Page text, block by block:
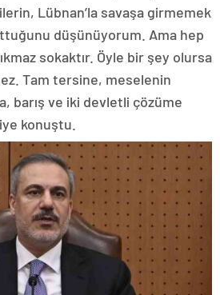
Lübnan’la savaşa girmemek
düşünüyorum. Ama hep
sokaktır. Öyle bir şey olursa
Tam tersine, meselenin
barış ve iki devletli çözüme
konuştu.